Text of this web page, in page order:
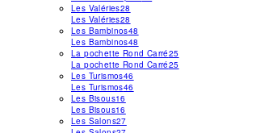
Les Valéries28
Les Valéries28
Les Bambinos48
Les Bambinos48
La pochette Rond Carré25
La pochette Rond Carré25
Les Turismos46
Les Turismos46
Les Bisous16
Les Bisous16
Les Salons27